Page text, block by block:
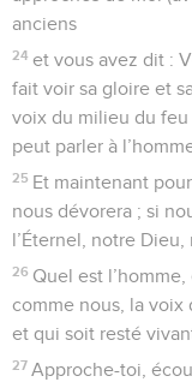
anciens
24 et vous avez dit :
fait voir sa gloire et
voix du milieu du feu
peut parler à
25 Et maintenant
nous dévorera ; si
l’Éternel, notre Dieu,
26 Quel est
comme nous, la
et qui soit resté
27 Approche-toi,